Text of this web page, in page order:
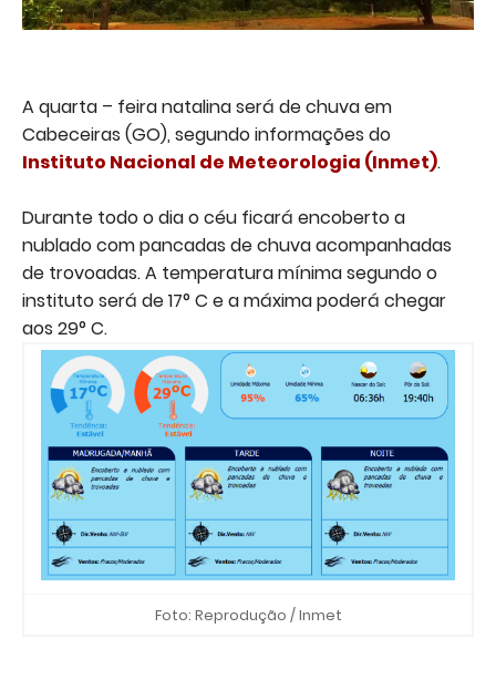
A quarta – feira natalina será de chuva em
Cabeceiras (GO), segundo informações do
Instituto Nacional de Meteorologia (Inmet).
Durante todo o dia o céu ficará encoberto a
nublado com pancadas de chuva acompanhadas
de trovoadas. A temperatura mínima segundo o
instituto será de 17° C e a máxima poderá chegar
aos 29° C.
Foto: Reprodução / Inmet